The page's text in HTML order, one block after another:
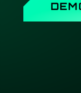
API-Limit, kein
ein